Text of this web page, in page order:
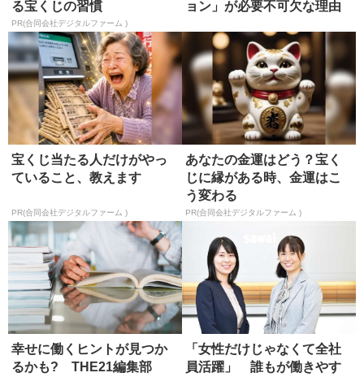
る宝くじの習慣
PR(合同会社デジタルファーム )
ョン」が必要不可欠な理由
宝くじ当たる人だけがやっ
ていること、教えます
PR(合同会社デジタルファーム )
あなたの金運はどう？宝く
じに縁がある時、金運はこ
う変わる
PR(合同会社デジタルファーム )
幸せに働くヒントが見つか
るかも? THE21編集部
「女性だけじゃなくて全社
員活躍」 誰もが働きやす